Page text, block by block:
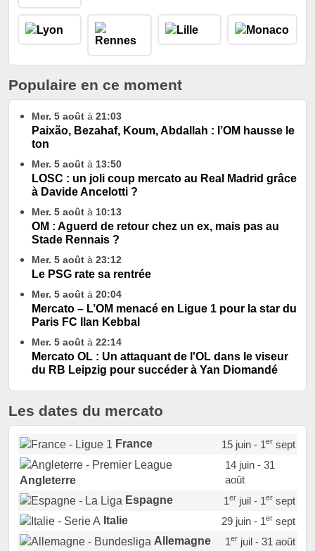
Populaire en ce moment
Mer. 5 août à 21:03
Paixão, Bezahaf, Koum, Abdallah : l’OM hausse le
ton
Mer. 5 août à 13:50
LOSC : un joli coup mercato au Real Madrid grâce
à Davide Ancelotti ?
Mer. 5 août à 10:13
OM : Aguerd de retour chez un ex, mais pas au
Stade Rennais ?
Mer. 5 août à 23:12
Le PSG rate sa rentrée
Mer. 5 août à 20:04
Mercato – L’OM menacé en Ligue 1 pour la star du
Paris FC Ilan Kebbal
Mer. 5 août à 22:14
Mercato OL : Un attaquant de l'OL dans le viseur
du RB Leipzig pour succéder à Yan Diomandé
Les dates du mercato
France 15 juin - 1ersept
Angleterre
14 juin - 31
août
Espagne
1erjuil - 1ersept
Italie
29 juin - 1ersept
Allemagne
1erjuil - 31 août